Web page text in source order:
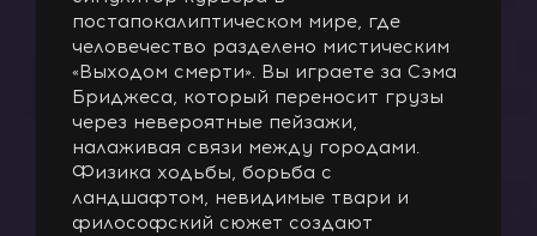
постапокалиптическом мире, где
человечество разделено мистическим
«Выходом смерти». Вы играете за Сэма
Бриджеса, который переносит грузы
через невероятные пейзажи,
налаживая связи между городами.
Физика ходьбы, борьба с
ландшафтом, невидимые твари и
философский сюжет создают